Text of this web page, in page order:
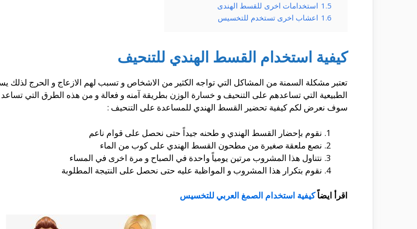
1.5 استخدامات اخرى للقسط الهندى
1.6 اعشاب اخرى تستخدم للتخسيس
كيفية استخدام القسط الهندي للتنحيف
تعتبر مشكلة السمنة من المشاكل التي تواجه الكثير من الاشخاص و تسبب لهم الازعاج و الحرج
الطبيعية التي تساعدهم على التنحيف و خسارة الوزن بطريقة آمنه و فعالة و من هذه الطرق التي
سوف نعرض لكم كيفية تحضير القسط الهندي للمساعدة على التنحيف :
نقوم بإحضار القسط الهندي و طحنه جيداً حتى نحصل على قوام ناعم
نصع ملعقة صغيرة من مطحون القسط الهندي على كوب من الماء
نتناول هذا المشروب مرتين يومياً واحدة في الصباح و مرة اخرى في المساء
نقوم بتكرار هذا المشروب و المواظبة عليه حتى نحصل على النتيجة المطلوبة
اقرأ ايضاًكيفية استخدام الصمغ العربي للتخسيس